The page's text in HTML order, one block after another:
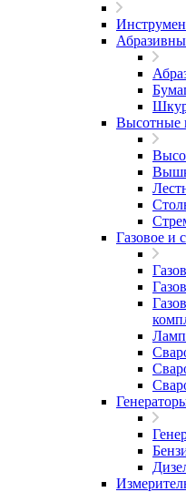
Высотные
Газовое и